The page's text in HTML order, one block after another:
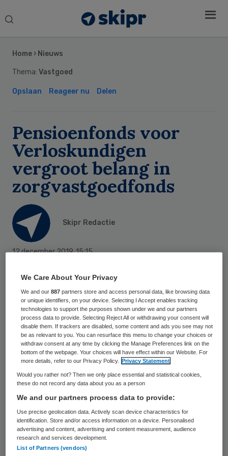
Search
Home › Nieuws
Thema: Vastgoed
Opslaan Reageer nu Delen
Pensioenfonds voor
Verloskundigen
vergroot belang in
zorgvastgoedfonds
Skipr Redactie
12 december 2019,15:15
Stichting Pensioenfonds voor
Verloskundigen (SPV) vergroot zijn belang
in het vastgoedfonds van Syntrus Achmea.
Het pensioenfonds stapte een half jaar
geleden in het fonds.
“Door de goede vooruitzichten van de
zorgvastgoedmarkt zien wij zorgvastgoed
als een goede mogelijkheid om financieel
rendement te behalen tegen een beperkt
risico en tegelijkertijd een maatschappelijke
Sidebar
We Care About Your Privacy
We and our887 partners store and access personal data, like browsing data
or unique identifiers, on your device. Selecting I Accept enables tracking
technologies to support the purposes shown under we and our partners
process data to provide. Selecting Reject All or withdrawing your consent will
disable them. If trackers are disabled, some content and ads you see may not
be as relevant to you. You can resurface this menu to change your choices or
withdraw consent at any time by clicking the Manage Preferences link on the
bottom of the webpage. Your choices will have effect within our Website. For
more details, refer to our Privacy Policy.
Privacy Statement
Would you rather not? Then we only place essential and statistical cookies,
these do not record any data about you as a person
We and our partners process data to provide:
Use precise geolocation data. Actively scan device characteristics for
identification. Store and/or access information on a device. Personalised
advertising and content, advertising and content measurement, audience
research and services development.
List of Partners (vendors)